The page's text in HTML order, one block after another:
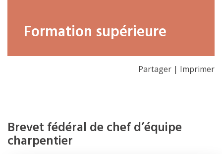
Formation supérieure
Partager | Imprimer
Brevet fédéral de chef d’équipe
charpentier